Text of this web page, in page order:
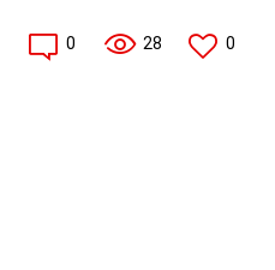
0 28 0